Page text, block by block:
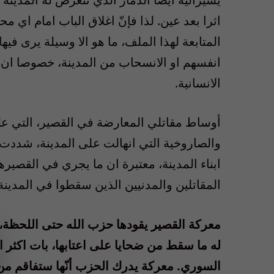
اثرا بعد عين. لذا فإنّ اغلاق الباب امام اي
المتابعة لهذا الملف، ما هو الا وسيلة يرى
انفسهم او الانسحاب من المدينة، خصوصا ان
الانسانية.
أوساط مقاتلي المعارضة في القصير، التي
والصاروخية التي انهالت على المدينة،
ابناء المدينة، معتبرة ان ما يجري في
المقاتلين والمدنيين الذين سقطوا في
معركة القصير يقودها حزب الله حتى
له ما سقط من ضحايا على اعتابها، بات اكثر
السوري. معركة يدرك الحزب أنّها ستفاقم من